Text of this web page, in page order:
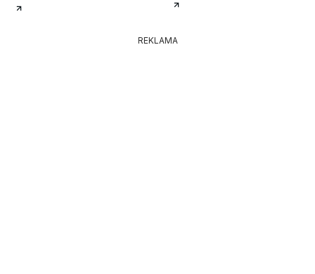
REKLAMA